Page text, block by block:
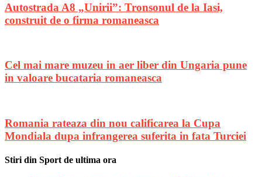
Autostrada A8 „Unirii”: Tronsonul de la Iasi,
construit de o firma romaneasca
Cel mai mare muzeu in aer liber din Ungaria pune
in valoare bucataria romaneasca
Romania rateaza din nou calificarea la Cupa
Mondiala dupa infrangerea suferita in fata Turciei
Stiri din Sport de ultima ora